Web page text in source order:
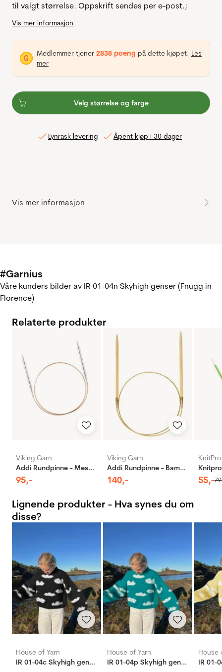
til valgt størrelse. Oppskrift sendes per e-post.;
Vis mer informasjon
Medlemmer tjener 2838 poeng på dette kjøpet. Les
mer
Velg størrelse og farge
Lynrask levering Åpent kjøp i 30 dager
Vis mer informasjon
#Garnius
Våre kunders bilder av IR 01-04n Skyhigh genser (Fnugg in
Florence)
Relaterte produkter
Viking Garn
Addi Rundpinne - Messing
95,-
Viking Garn
Addi Rundpinne - Bambus
140,-
KnitPro
55,-79
Lignende produkter - Hva synes du om
disse?
House of Yarn
IR 01-04c Skyhigh genser (Fnugg in Florence)
House of Yarn
IR 01-04p Skyhigh genser (Fnugg in Florence)
House